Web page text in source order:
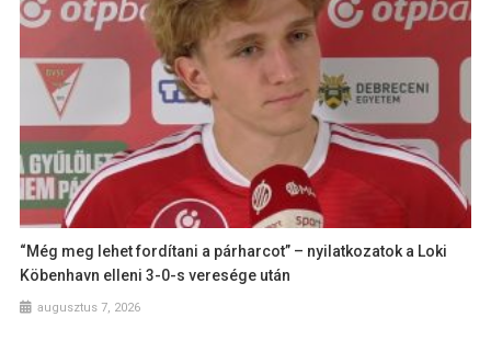
“Még meg lehet fordítani a párharcot” – nyilatkozatok a Loki
Köbenhavn elleni 3-0-s veresége után
augusztus 7, 2026